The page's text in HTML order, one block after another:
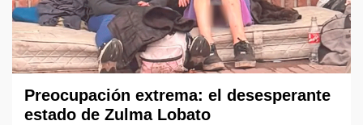
Preocupación extrema: el desesperante
estado de Zulma Lobato